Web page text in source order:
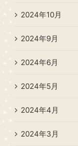
2024年10月
2024年9月
2024年6月
2024年5月
2024年4月
2024年3月